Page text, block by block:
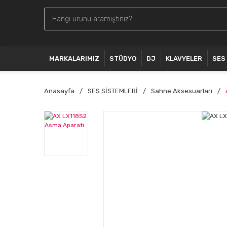
MARKALARIMIZ STÜDYO DJ KLAVYELER SES
Anasayfa SES SİSTEMLERİ Sahne Aksesuarları